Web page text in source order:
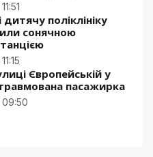
поліклініку
сонячною
Європейській у
пасажирка